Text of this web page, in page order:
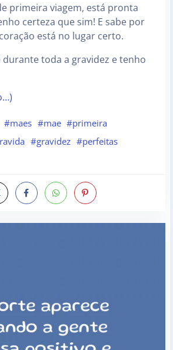
primeira viagem, está pronta
certeza que sim! E sabe por
está no lugar certo.
toda a gravidez e tenho
#maes #mae #primeira
#gravidez #perfeitas